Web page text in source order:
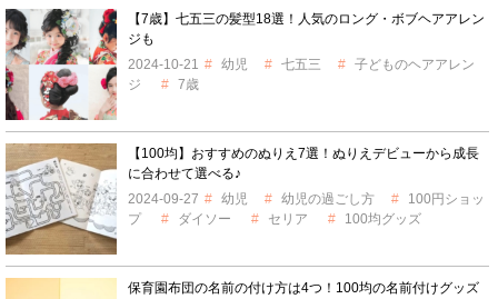
【7歳】七五三の髪型18選！人気のロング・ボブヘアアレン
ジも
2024-10-21
幼児 七五三
子どものヘアアレン
ジ
7歳
【100均】おすすめのぬりえ7選！ぬりえデビューから成長
に合わせて選べる♪
2024-09-27
幼児 幼児の過ごし方
100円ショッ
プ
ダイソー セリア 100均グッズ
保育園布団の名前の付け方は4つ！100均の名前付けグッズ